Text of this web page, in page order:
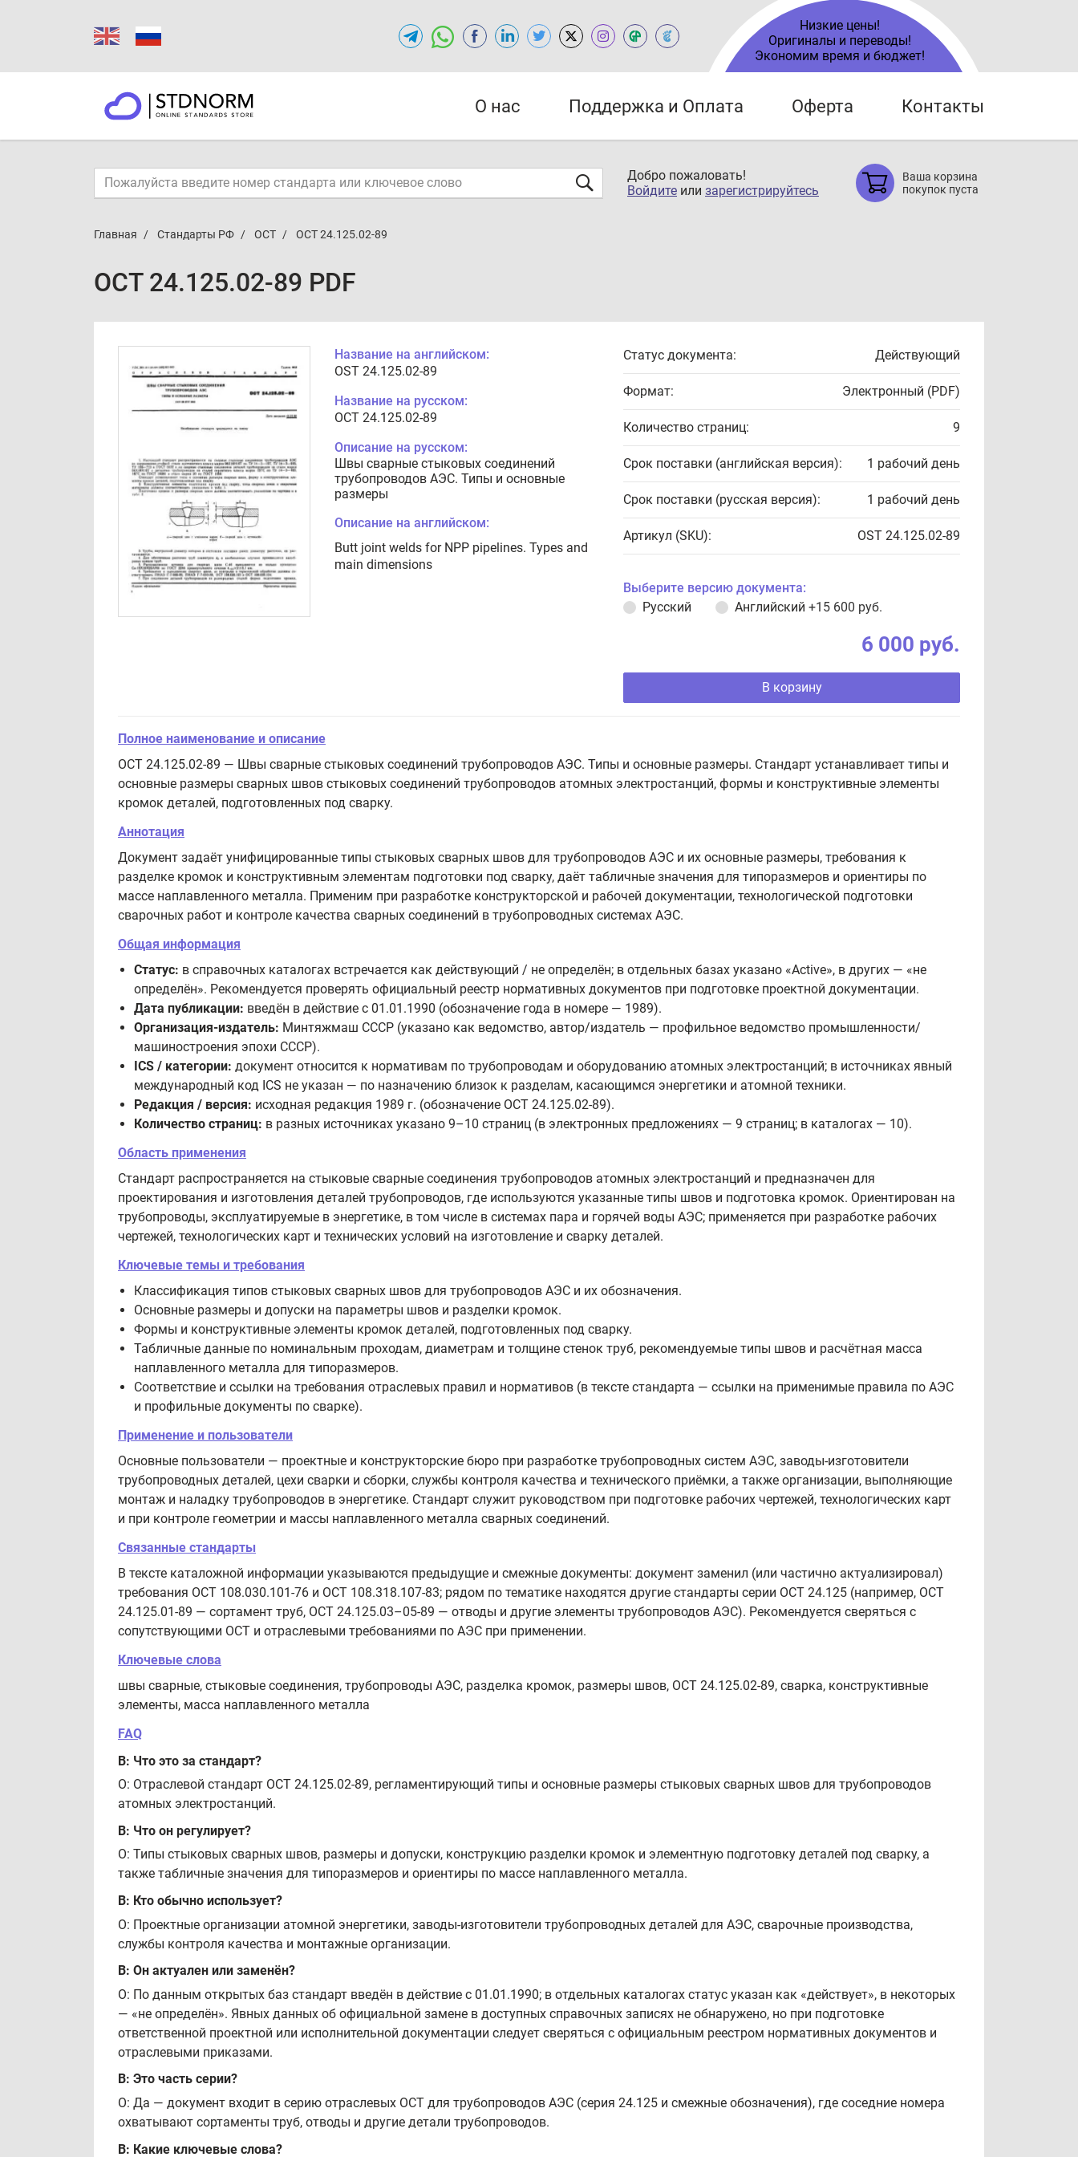
Низкие цены!
Оригиналы и переводы!
Экономим время и бюджет!
О нас Поддержка и Оплата Оферта Контакты
Добро пожаловать!
Войдите или зарегистрируйтесь
Ваша корзина
покупок пуста
Главная Стандарты РФ ОСТ ОСТ 24.125.02-89
ОСТ 24.125.02-89 PDF
Название на английском:
OST 24.125.02-89
Название на русском:
ОСТ 24.125.02-89
Описание на русском:
Швы сварные стыковых соединений
трубопроводов АЭС. Типы и основные
размеры
Описание на английском:
Butt joint welds for NPP pipelines. Types and
main dimensions
Статус документа: Действующий
Формат: Электронный (PDF)
Количество страниц: 9
Срок поставки (английская версия): 1 рабочий день
Срок поставки (русская версия): 1 рабочий день
Артикул (SKU): OST 24.125.02-89
Выберите версию документа:
Русский
Английский +15 600 руб.
6 000 руб.
В корзину
Полное наименование и описание
ОСТ 24.125.02-89 — Швы сварные стыковых соединений трубопроводов АЭС. Типы и основные размеры. Стандарт устанавливает типы и
основные размеры сварных швов стыковых соединений трубопроводов атомных электростанций, формы и конструктивные элементы
кромок деталей, подготовленных под сварку.
Аннотация
Документ задаёт унифицированные типы стыковых сварных швов для трубопроводов АЭС и их основные размеры, требования к
разделке кромок и конструктивным элементам подготовки под сварку, даёт табличные значения для типоразмеров и ориентиры по
массе наплавленного металла. Применим при разработке конструкторской и рабочей документации, технологической подготовки
сварочных работ и контроле качества сварных соединений в трубопроводных системах АЭС.
Общая информация
Статус: в справочных каталогах встречается как действующий / не определён; в отдельных базах указано «Active», в других — «не
определён». Рекомендуется проверять официальный реестр нормативных документов при подготовке проектной документации.
Дата публикации: введён в действие с 01.01.1990 (обозначение года в номере — 1989).
Организация-издатель: Минтяжмаш СССР (указано как ведомство, автор/издатель — профильное ведомство промышленности/
машиностроения эпохи СССР).
ICS / категории: документ относится к нормативам по трубопроводам и оборудованию атомных электростанций; в источниках явный
международный код ICS не указан — по назначению близок к разделам, касающимся энергетики и атомной техники.
Редакция / версия: исходная редакция 1989 г. (обозначение ОСТ 24.125.02-89).
Количество страниц: в разных источниках указано 9–10 страниц (в электронных предложениях — 9 страниц; в каталогах — 10).
Область применения
Стандарт распространяется на стыковые сварные соединения трубопроводов атомных электростанций и предназначен для
проектирования и изготовления деталей трубопроводов, где используются указанные типы швов и подготовка кромок. Ориентирован на
трубопроводы, эксплуатируемые в энергетике, в том числе в системах пара и горячей воды АЭС; применяется при разработке рабочих
чертежей, технологических карт и технических условий на изготовление и сварку деталей.
Ключевые темы и требования
Классификация типов стыковых сварных швов для трубопроводов АЭС и их обозначения.
Основные размеры и допуски на параметры швов и разделки кромок.
Формы и конструктивные элементы кромок деталей, подготовленных под сварку.
Табличные данные по номинальным проходам, диаметрам и толщине стенок труб, рекомендуемые типы швов и расчётная масса
наплавленного металла для типоразмеров.
Соответствие и ссылки на требования отраслевых правил и нормативов (в тексте стандарта — ссылки на применимые правила по АЭС
и профильные документы по сварке).
Применение и пользователи
Основные пользователи — проектные и конструкторские бюро при разработке трубопроводных систем АЭС, заводы-изготовители
трубопроводных деталей, цехи сварки и сборки, службы контроля качества и технического приёмки, а также организации, выполняющие
монтаж и наладку трубопроводов в энергетике. Стандарт служит руководством при подготовке рабочих чертежей, технологических карт
и при контроле геометрии и массы наплавленного металла сварных соединений.
Связанные стандарты
В тексте каталожной информации указываются предыдущие и смежные документы: документ заменил (или частично актуализировал)
требования ОСТ 108.030.101-76 и ОСТ 108.318.107-83; рядом по тематике находятся другие стандарты серии ОСТ 24.125 (например, ОСТ
24.125.01-89 — сортамент труб, ОСТ 24.125.03–05-89 — отводы и другие элементы трубопроводов АЭС). Рекомендуется сверяться с
сопутствующими ОСТ и отраслевыми требованиями по АЭС при применении.
Ключевые слова
швы сварные, стыковые соединения, трубопроводы АЭС, разделка кромок, размеры швов, ОСТ 24.125.02-89, сварка, конструктивные
элементы, масса наплавленного металла
FAQ
В: Что это за стандарт?
О: Отраслевой стандарт ОСТ 24.125.02-89, регламентирующий типы и основные размеры стыковых сварных швов для трубопроводов
атомных электростанций.
В: Что он регулирует?
О: Типы стыковых сварных швов, размеры и допуски, конструкцию разделки кромок и элементную подготовку деталей под сварку, а
также табличные значения для типоразмеров и ориентиры по массе наплавленного металла.
В: Кто обычно использует?
О: Проектные организации атомной энергетики, заводы-изготовители трубопроводных деталей для АЭС, сварочные производства,
службы контроля качества и монтажные организации.
В: Он актуален или заменён?
О: По данным открытых баз стандарт введён в действие с 01.01.1990; в отдельных каталогах статус указан как «действует», в некоторых
— «не определён». Явных данных об официальной замене в доступных справочных записях не обнаружено, но при подготовке
ответственной проектной или исполнительной документации следует сверяться с официальным реестром нормативных документов и
отраслевыми приказами.
В: Это часть серии?
О: Да — документ входит в серию отраслевых ОСТ для трубопроводов АЭС (серия 24.125 и смежные обозначения), где соседние номера
охватывают сортаменты труб, отводы и другие детали трубопроводов.
В: Какие ключевые слова?